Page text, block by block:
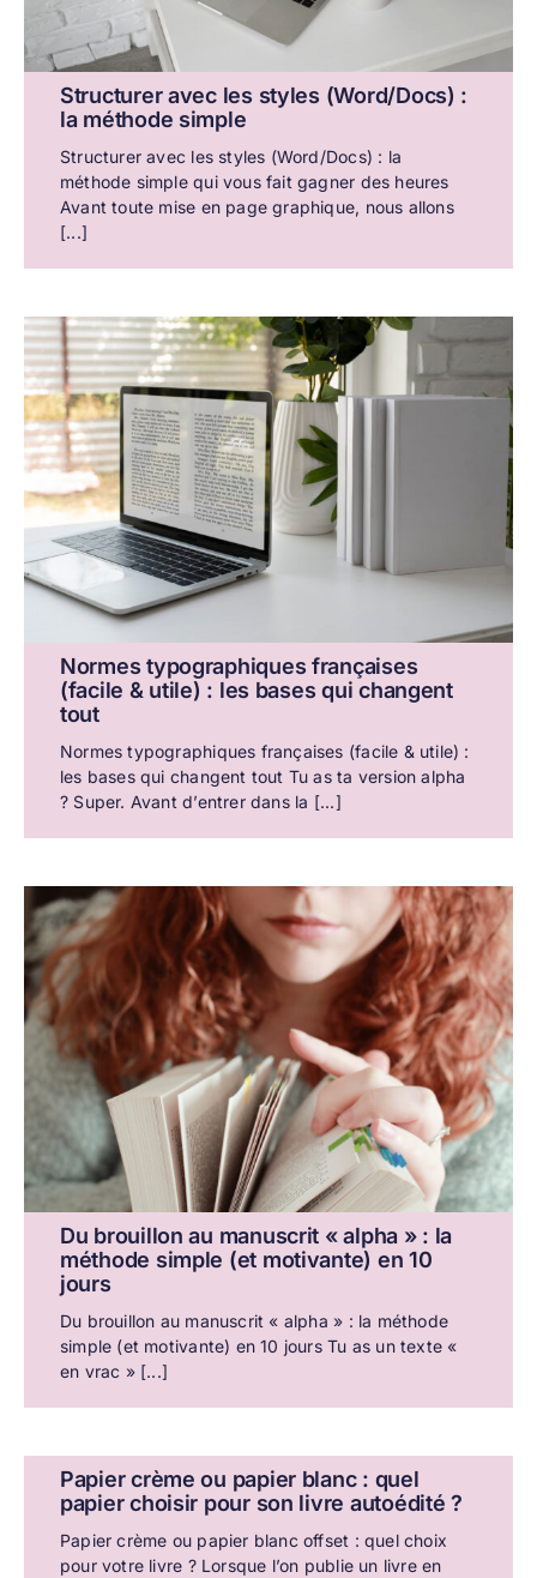
Structurer avec les styles (Word/Docs) :
la méthode simple
Structurer avec les styles (Word/Docs) : la
méthode simple qui vous fait gagner des heures
Avant toute mise en page graphique, nous allons
[...]
Normes typographiques françaises
(facile & utile) : les bases qui changent
tout
Normes typographiques françaises (facile & utile) :
les bases qui changent tout Tu as ta version alpha
? Super. Avant d’entrer dans la [...]
Du brouillon au manuscrit « alpha » : la
méthode simple (et motivante) en 10
jours
Du brouillon au manuscrit « alpha » : la méthode
simple (et motivante) en 10 jours Tu as un texte «
en vrac » [...]
Papier crème ou papier blanc : quel
papier choisir pour son livre autoédité ?
Papier crème ou papier blanc offset : quel choix
pour votre livre ? Lorsque l’on publie un livre en